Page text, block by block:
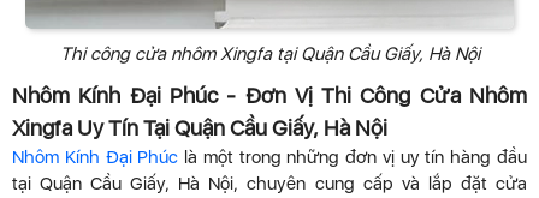
Thi công cửa nhôm Xingfa tại Quận Cầu Giấy, Hà Nội
Nhôm Kính Đại Phúc - Đơn Vị Thi Công Cửa Nhôm
Xingfa Uy Tín Tại Quận Cầu Giấy, Hà Nội
Nhôm Kính Đại Phúc là một trong những đơn vị uy tín hàng đầu
tại Quận Cầu Giấy, Hà Nội, chuyên cung cấp và lắp đặt cửa